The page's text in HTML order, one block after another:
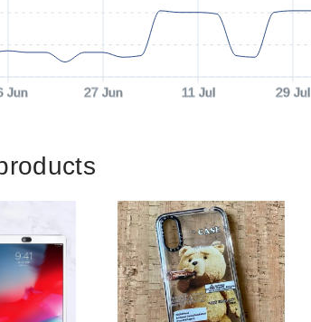
Jun 27 Jun 11 Jul 29 Jul